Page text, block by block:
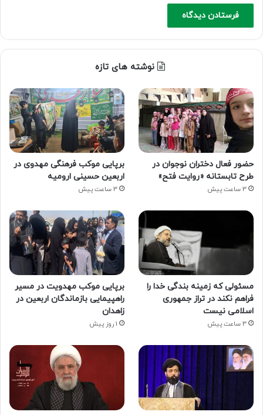
نوشته های تازه
حضور فعال دختران نوجوان در
طرح تابستانه «روایت فتح»
3 ساعت پیش
برپایی موکب فرهنگی مهدوی در
اربعین حسینی ارومیه
3 ساعت پیش
مسئولی که زمینه بندگی خدا را
فراهم نکند در تراز جمهوری
اسلامی نیست
3 ساعت پیش
برپایی موکب مهدویت در مسیر
راهپیمایی بازماندگان اربعین در
زاهدان
1 روز پیش